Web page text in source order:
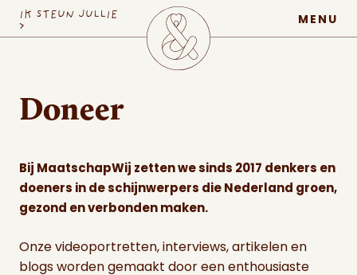
MaatschapWij
MENU
IK STEUN JULLIE
>
Doneer
Bij MaatschapWij zetten we sinds 2017 denkers en
doeners in de schijnwerpers die Nederland groen,
gezond en verbonden maken.
Onze videoportretten, interviews, artikelen en
blogs worden gemaakt door een enthousiaste